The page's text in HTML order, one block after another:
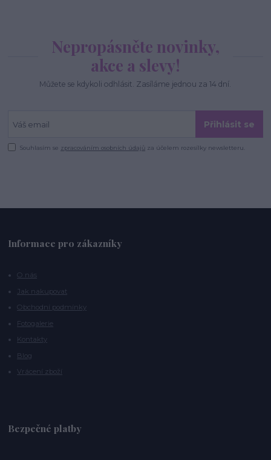
Nepropásněte novinky,
akce a slevy!
Můžete se kdykoli odhlásit. Zasíláme jednou za 14 dní.
Přihlásit se
Souhlasím se zpracováním osobních údajů za účelem rozesílky newsletteru.
Informace pro zákazníky
O nás
Jak nakupovat
Obchodní podmínky
Fotogalerie
Kontakty
Blog
Vrácení zboží
Bezpečné platby